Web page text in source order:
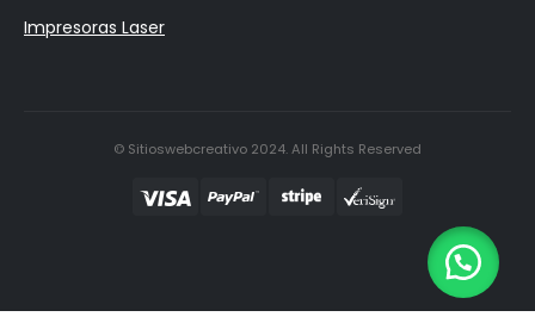
Impresoras Laser
© Sitioswebcreativo 2024. All Rights Reserved